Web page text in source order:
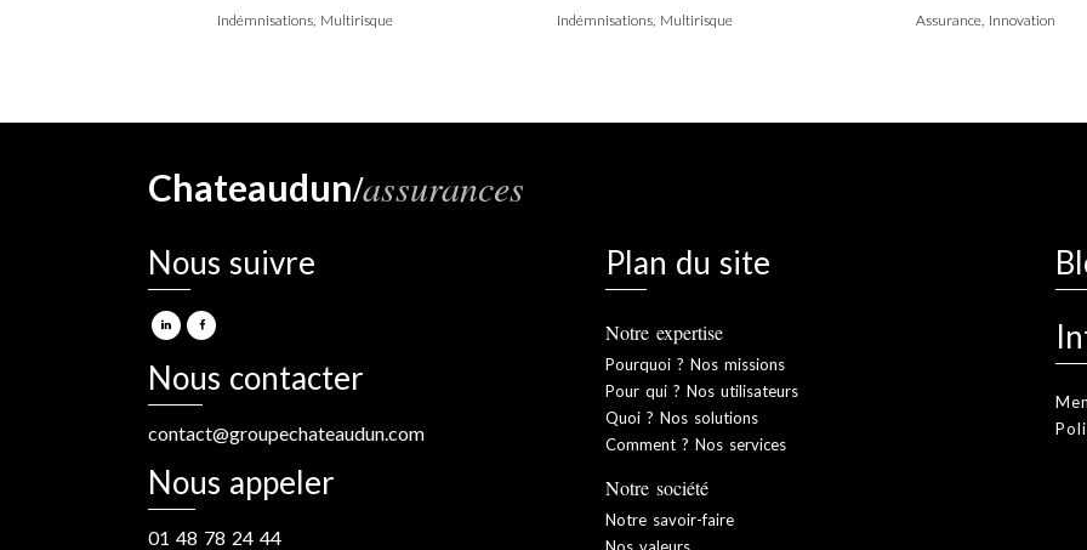
Indémnisations, Multirisque Indémnisations, Multirisque Assurance, Innovation
Chateaudun/assurances
Nous suivre
Nous contacter
contact@groupechateaudun.com
Nous appeler
01 48 78 24 44
Plan du site
Notre expertise
Pourquoi ? Nos missions
Pour qui ? Nos utilisateurs
Quoi ? Nos solutions
Comment ? Nos services
Notre société
Notre savoir-faire
Nos valeurs